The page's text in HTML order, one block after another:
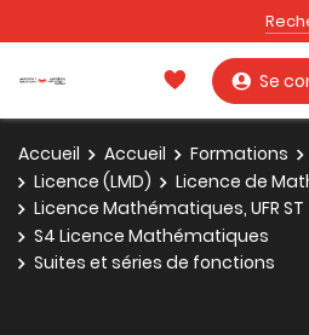
Se
Accueil Accueil Formations
Licence (LMD)
Licence de
Licence Mathématiques, UFR ST
S4 Licence Mathématiques
Suites et séries de fonctions